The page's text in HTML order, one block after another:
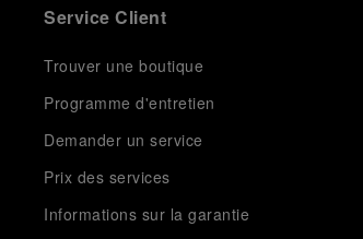
Service Client
Trouver une boutique
Programme d'entretien
Demander un service
Prix des services
Informations sur la garantie